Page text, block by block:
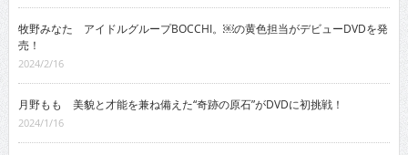
牧野みなた アイドルグループBOCCHI。￼の黄色担当がデビューDVDを発
売！
2024/2/16
月野もも 美貌と才能を兼ね備えた“奇跡の原石”がDVDに初挑戦！
2024/1/16